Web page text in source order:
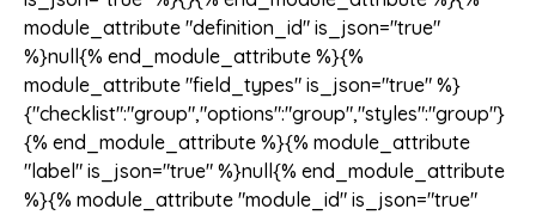
module_attribute "definition_id" is_json="true"
%}null{% end_module_attribute %}{%
module_attribute "field_types" is_json="true" %}
{"checklist":"group","options":"group","styles":"group"}
{% end_module_attribute %}{% module_attribute
"label" is_json="true" %}null{% end_module_attribute
%}{% module_attribute "module_id" is_json="true"